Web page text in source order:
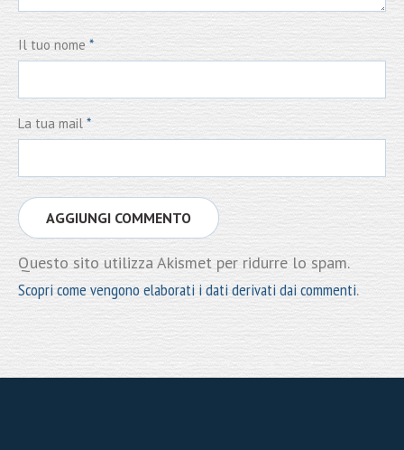
Il tuo nome *
La tua mail *
Questo sito utilizza Akismet per ridurre lo spam.
Scopri come vengono elaborati i dati derivati dai commenti.